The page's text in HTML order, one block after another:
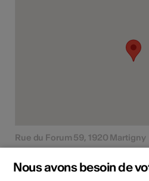
Rue du Forum 59, 1920 Martigny
Nous avons besoin de